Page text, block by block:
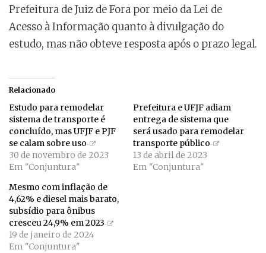
Prefeitura de Juiz de Fora por meio da Lei de
Acesso à Informação quanto à divulgação do
estudo, mas não obteve resposta após o prazo legal.
Relacionado
Estudo para remodelar
sistema de transporte é
concluído, mas UFJF e PJF
se calam sobre uso
30 de novembro de 2023
Em "Conjuntura"
Prefeitura e UFJF adiam
entrega de sistema que
será usado para remodelar
transporte público
13 de abril de 2023
Em "Conjuntura"
Mesmo com inflação de
4,62% e diesel mais barato,
subsídio para ônibus
cresceu 24,9% em 2023
19 de janeiro de 2024
Em "Conjuntura"